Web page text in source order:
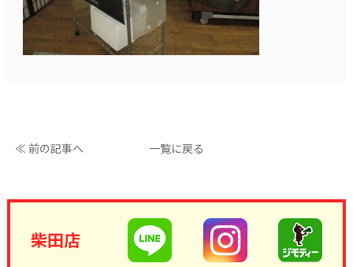
≪ 前の記事へ 一覧に戻る
柴田店